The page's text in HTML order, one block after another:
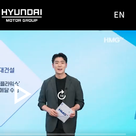
HYUNDAI
MOTOR
GROUP
사이
EN